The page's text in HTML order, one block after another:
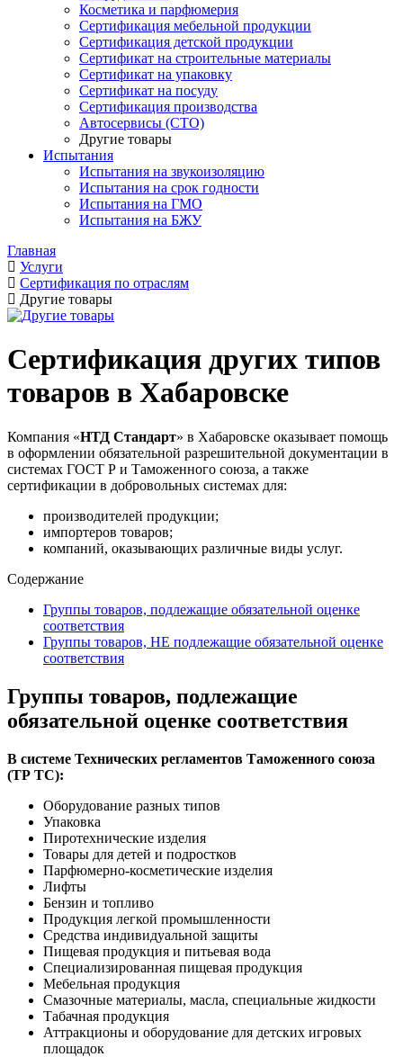
Косметика и парфюмерия
Сертификация мебельной продукции
Сертификация детской продукции
Сертификат на строительные материалы
Сертификат на упаковку
Сертификат на посуду
Сертификация производства
Автосервисы (СТО)
Другие товары
Испытания
Испытания на звукоизоляцию
Испытания на срок годности
Испытания на ГМО
Испытания на БЖУ
Главная
Услуги
Сертификация по отраслям
Другие товары
Сертификация других типов
товаров в Хабаровске
Компания «НТД Стандарт» в Хабаровске оказывает помощь
в оформлении обязательной разрешительной документации в
системах ГОСТ Р и Таможенного союза, а также
сертификации в добровольных системах для:
производителей продукции;
импортеров товаров;
компаний, оказывающих различные виды услуг.
Содержание
Группы товаров, подлежащие обязательной оценке
соответствия
Группы товаров, НЕ подлежащие обязательной оценке
соответствия
Группы товаров, подлежащие
обязательной оценке соответствия
В системе Технических регламентов Таможенного союза
(ТР ТС):
Оборудование разных типов
Упаковка
Пиротехнические изделия
Товары для детей и подростков
Парфюмерно-косметические изделия
Лифты
Бензин и топливо
Продукция легкой промышленности
Средства индивидуальной защиты
Пищевая продукция и питьевая вода
Специализированная пищевая продукция
Мебельная продукция
Смазочные материалы, масла, специальные жидкости
Табачная продукция
Аттракционы и оборудование для детских игровых
площадок